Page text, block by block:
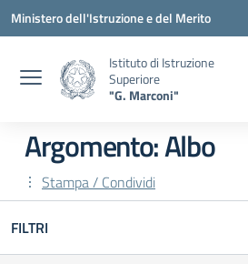
Vai ai contenuti
Vai al menu di navigazione
Vai al footer
Ministero dell'Istruzione e del Merito
Istituto di Istruzione
Superiore
"G. Marconi"
Argomento: Albo
Stampa / Condividi
FILTRI